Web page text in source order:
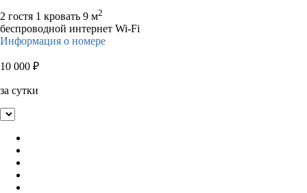
2 гостя 1 кровать 9 м2
беспроводной интернет Wi-Fi
Информация о номере
10 000 ₽
за сутки